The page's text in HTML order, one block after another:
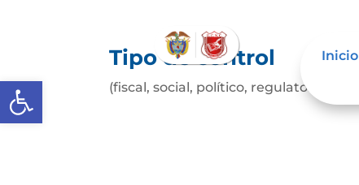
Abrir barra de herramientas
Inicio
Tipo de control
(fiscal, social, político, regulatorio, etc.)